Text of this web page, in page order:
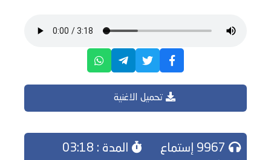
تحميل الاغنية
المدة : 03:18